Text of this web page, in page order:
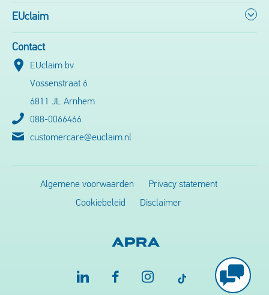
EUclaim
Contact
EUclaim bv
Vossenstraat 6
6811 JL Arnhem
088-0066466
customercare@euclaim.nl
Algemene voorwaarden
Privacy statement
Cookiebeleid
Disclaimer
Chat of